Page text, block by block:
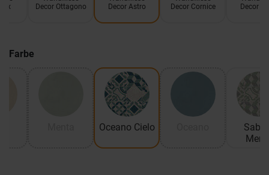
Decor Ottagono
Decor Astro
Decor Cornice
Decor
Farbe
Oceano Cielo